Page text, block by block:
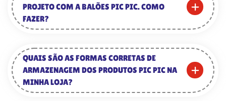
PROJETO COM A BALÕES PIC PIC. COMO
FAZER?
QUAIS SÃO AS FORMAS CORRETAS DE
ARMAZENAGEM DOS PRODUTOS PIC PIC NA
MINHA LOJA?